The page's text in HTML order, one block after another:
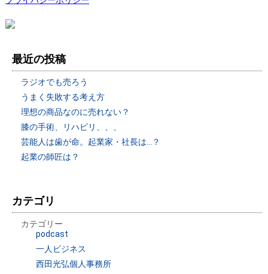
最近の投稿
ラジオでも売ろう
うまく失敗する考え方
理想の商品なのに売れない？
膝の手術、リハビリ、、、
芸能人は歯が命。起業家・社長は…？
起業の師匠は？
カテゴリ
カテゴリー
podcast
一人ビジネス
西田光弘個人事務所